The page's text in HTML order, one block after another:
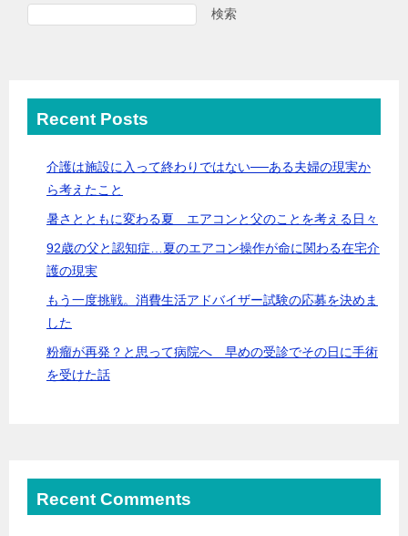
検索
Recent Posts
介護は施設に入って終わりではない──ある夫婦の現実か
ら考えたこと
暑さとともに変わる夏 エアコンと父のことを考える日々
92歳の父と認知症…夏のエアコン操作が命に関わる在宅介
護の現実
もう一度挑戦。消費生活アドバイザー試験の応募を決めま
した
粉瘤が再発？と思って病院へ 早めの受診でその日に手術
を受けた話
Recent Comments